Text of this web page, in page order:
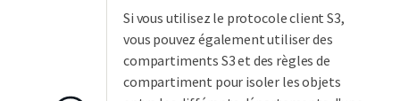
Si vous utilisez le protocole client S3,
vous pouvez également utiliser des
compartiments S3 et des règles de
compartiment pour isoler les objets